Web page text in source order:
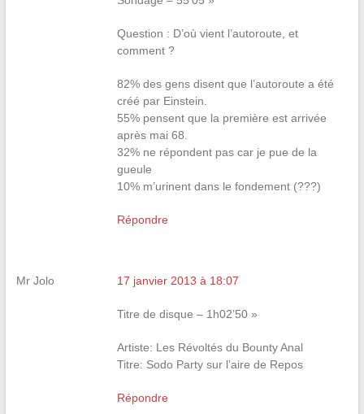
Question : D’où vient l’autoroute, et
comment ?
82% des gens disent que l’autoroute a été
créé par Einstein.
55% pensent que la première est arrivée
après mai 68.
32% ne répondent pas car je pue de la
gueule
10% m’urinent dans le fondement (???)
Répondre
Mr Jolo 17 janvier 2013 à 18:07
Titre de disque – 1h02’50 »
Artiste: Les Révoltés du Bounty Anal
Titre: Sodo Party sur l’aire de Repos
Répondre